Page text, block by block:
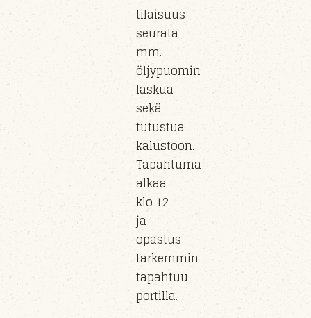
tilaisuus
seurata
mm.
öljypuomin
laskua
sekä
tutustua
kalustoon.
Tapahtuma
alkaa
klo 12
ja
opastus
tarkemmin
tapahtuu
portilla.